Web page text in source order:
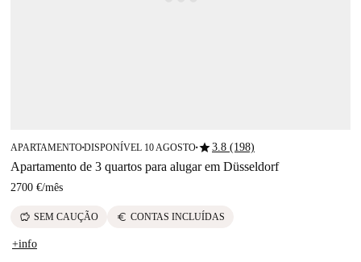
APARTAMENTO■DISPONÍVEL 10 AGOSTO■star3.8 (198)
Apartamento de 3 quartos para alugar em Düsseldorf
2700 €/mês
savings SEM CAUÇÃO euro CONTAS INCLUÍDAS
+info